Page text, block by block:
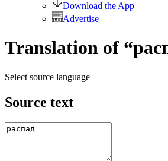
Download the App
Advertise
Translation of
Select source language
Source text